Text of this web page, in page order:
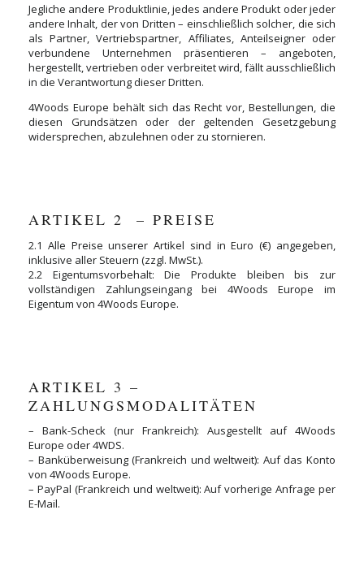
Jegliche andere Produktlinie, jedes andere Produkt oder jeder
andere Inhalt, der von Dritten – einschließlich solcher, die sich
als Partner, Vertriebspartner, Affiliates, Anteilseigner oder
verbundene Unternehmen präsentieren – angeboten,
hergestellt, vertrieben oder verbreitet wird, fällt ausschließlich
in die Verantwortung dieser Dritten.
4Woods Europe behält sich das Recht vor, Bestellungen, die
diesen Grundsätzen oder der geltenden Gesetzgebung
widersprechen, abzulehnen oder zu stornieren.
ARTIKEL 2 ­ – PREISE
2.1 Alle Preise unserer Artikel sind in Euro (€) angegeben,
inklusive aller Steuern (zzgl. MwSt.).
2.2 Eigentumsvorbehalt: Die Produkte bleiben bis zur
vollständigen Zahlungseingang bei 4Woods Europe im
Eigentum von 4Woods Europe.
ARTIKEL 3 –
ZAHLUNGSMODALITÄTEN
– Bank-Scheck (nur Frankreich): Ausgestellt auf 4Woods
Europe oder 4WDS.
– Banküberweisung (Frankreich und weltweit): Auf das Konto
von 4Woods Europe.
– PayPal (Frankreich und weltweit): Auf vorherige Anfrage per
E-Mail.